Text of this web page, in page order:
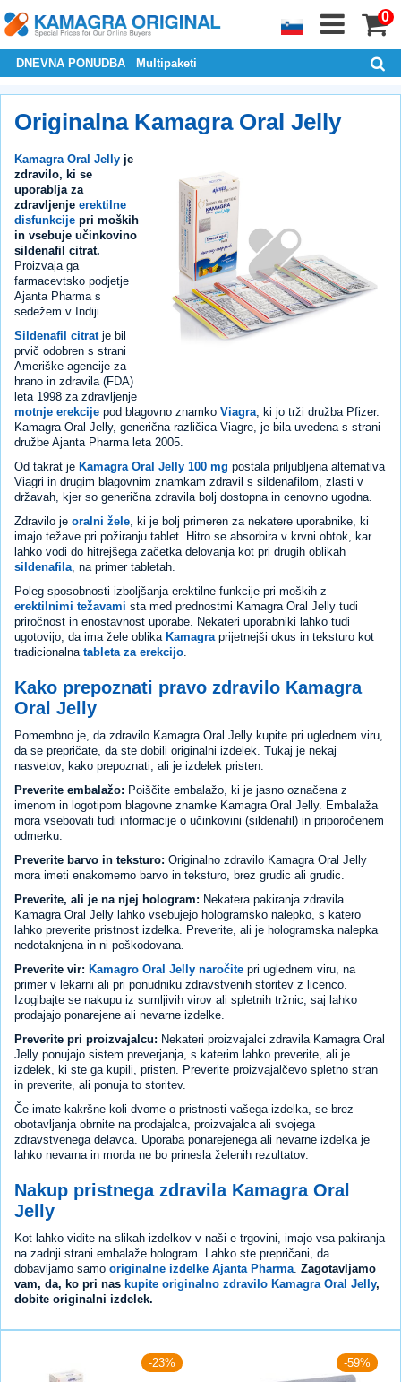
0
DNEVNA PONUDBA Multipaketi
Originalna Kamagra Oral Jelly
Kamagra Oral Jelly je
zdravilo, ki se
uporablja za
zdravljenje erektilne
disfunkcije pri moških
in vsebuje učinkovino
sildenafil citrat.
Proizvaja ga
farmacevtsko podjetje
Ajanta Pharma s
sedežem v Indiji.
Sildenafil citratje bil
prvič odobren s strani
Ameriške agencije za
hrano in zdravila (FDA)
leta 1998 za zdravljenje
motnje erekcije pod blagovno znamko Viagra , ki jo trži družba Pfizer.
Kamagra Oral Jelly, generična različica Viagre, je bila uvedena s strani
družbe Ajanta Pharma leta 2005.
Od takrat je Kamagra Oral Jelly 100 mg postala priljubljena alternativa
Viagri in drugim blagovnim znamkam zdravil s sildenafilom, zlasti v
državah, kjer so generična zdravila bolj dostopna in cenovno ugodna.
Zdravilo je oralni žele , ki je bolj primeren za nekatere uporabnike, ki
imajo težave pri požiranju tablet. Hitro se absorbira v krvni obtok, kar
lahko vodi do hitrejšega začetka delovanja kot pri drugih oblikah
sildenafila , na primer tabletah.
Poleg sposobnosti izboljšanja erektilne funkcije pri moških z
erektilnimi težavami sta med prednostmi Kamagra Oral Jelly tudi
priročnost in enostavnost uporabe. Nekateri uporabniki lahko tudi
ugotovijo, da ima žele oblika Kamagra prijetnejši okus in teksturo kot
tradicionalna tableta za erekcijo
Kako prepoznati pravo zdravilo Kamagra
Oral Jelly
Pomembno je, da zdravilo Kamagra Oral Jelly kupite pri uglednem viru,
da se prepričate, da ste dobili originalni izdelek. Tukaj je nekaj
nasvetov, kako prepoznati, ali je izdelek pristen:
Preverite embalažo: Poiščite embalažo, ki je jasno označena z
imenom in logotipom blagovne znamke Kamagra Oral Jelly. Embalaža
mora vsebovati tudi informacije o učinkovini (sildenafil) in priporočenem
odmerku.
Preverite barvo in teksturo: Originalno zdravilo Kamagra Oral Jelly
mora imeti enakomerno barvo in teksturo, brez grudic ali grudic.
Preverite, ali je na njej hologram: Nekatera pakiranja zdravila
Kamagra Oral Jelly lahko vsebujejo hologramsko nalepko, s katero
lahko preverite pristnost izdelka. Preverite, ali je hologramska nalepka
nedotaknjena in ni poškodovana.
Preverite vir: Kamagro Oral Jelly naročite pri uglednem viru, na
primer v lekarni ali pri ponudniku zdravstvenih storitev z licenco.
Izogibajte se nakupu iz sumljivih virov ali spletnih tržnic, saj lahko
prodajajo ponarejene ali nevarne izdelke.
Preverite pri proizvajalcu: Nekateri proizvajalci zdravila Kamagra Oral
Jelly ponujajo sistem preverjanja, s katerim lahko preverite, ali je
izdelek, ki ste ga kupili, pristen. Preverite proizvajalčevo spletno stran
in preverite, ali ponuja to storitev.
Če imate kakršne koli dvome o pristnosti vašega izdelka, se brez
obotavljanja obrnite na prodajalca, proizvajalca ali svojega
zdravstvenega delavca. Uporaba ponarejenega ali nevarne izdelka je
lahko nevarna in morda ne bo prinesla želenih rezultatov.
Nakup pristnega zdravila Kamagra Oral
Jelly
Kot lahko vidite na slikah izdelkov v naši e-trgovini, imajo vsa pakiranja
na zadnji strani embalaže hologram. Lahko ste prepričani, da
dobavljamo samo originalne izdelke Ajanta Pharma Zagotavljamo
vam, da, ko pri nas kupite originalno zdravilo Kamagra Oral Jelly,
dobite originalni izdelek.
-23% -59%